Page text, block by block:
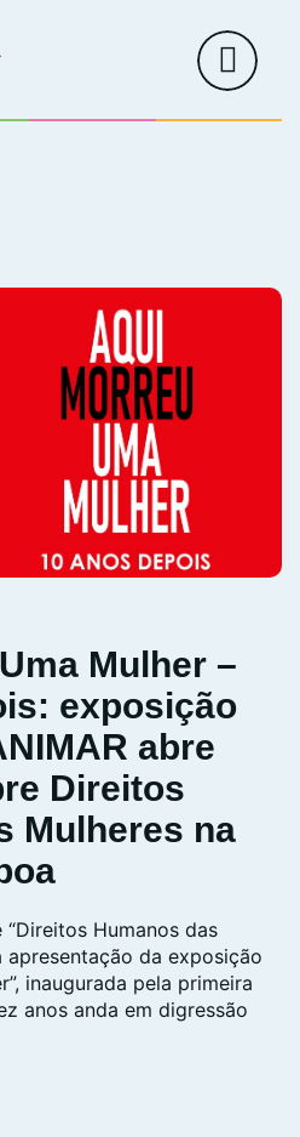
Mulher –
exposição
abre
Direitos
Mulheres na
Humanos das
apresentação da exposição
inaugurada pela primeira
anos anda em digressão